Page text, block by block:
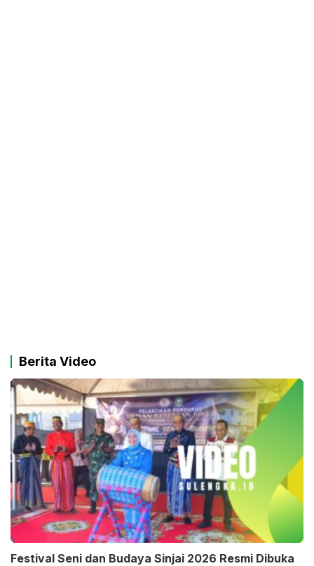
Berita Video
Festival Seni dan Budaya Sinjai 2026 Resmi Dibuka